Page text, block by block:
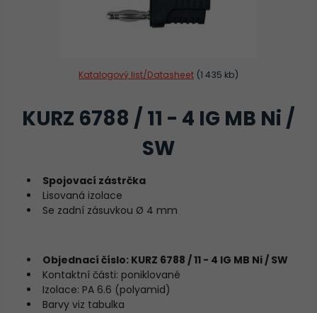
KURZ 6788 / 11 - 4 IG MB Ni /
SW
Spojovací zástrčka
Lisovaná izolace
Se zadní zásuvkou Ø 4 mm
Objednací číslo: KURZ 6788 / 11 - 4 IG MB Ni / SW
Kontaktní části: poniklované
Izolace: PA 6.6 (polyamid)
Barvy viz tabulka
Katalogový list/Datasheet (1 435 kb)